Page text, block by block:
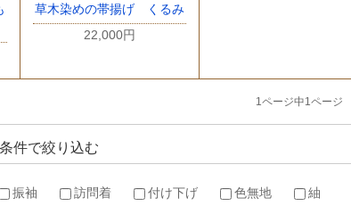
草木染めの帯揚げ くるみ
22,000円
1ページ中1ページ
件で絞り込む
振袖 訪問着 付け下げ 色無地
紬